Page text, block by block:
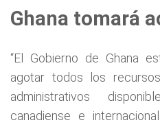
Ghana tomará
“El Gobierno de Ghana
agotar todos los
administrativos
canadiense e